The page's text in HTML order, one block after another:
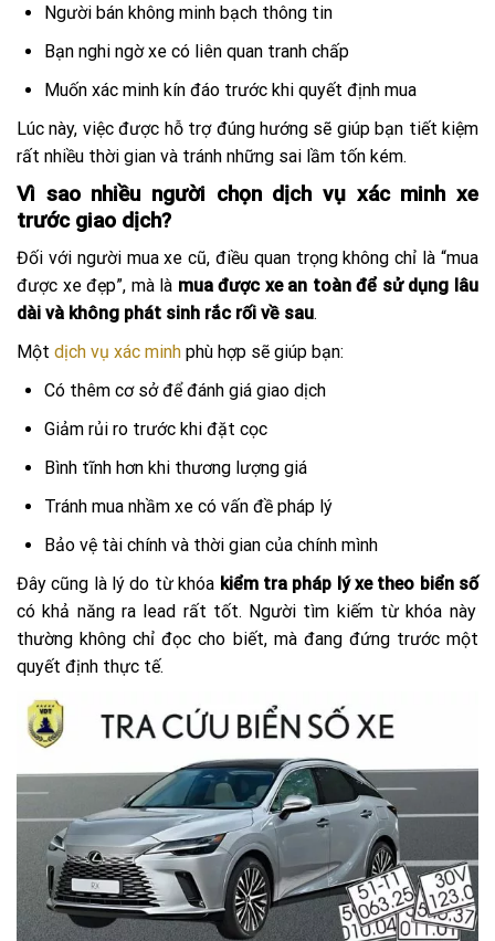
Người bán không minh bạch thông tin
Bạn nghi ngờ xe có liên quan tranh chấp
Muốn xác minh kín đáo trước khi quyết định mua
Lúc này, việc được hỗ trợ đúng hướng sẽ giúp bạn tiết kiệm
rất nhiều thời gian và tránh những sai lầm tốn kém.
Vì sao nhiều người chọn dịch vụ xác minh xe
trước giao dịch?
Đối với người mua xe cũ, điều quan trọng không chỉ là “mua
được xe đẹp”, mà là mua được xe an toàn để sử dụng lâu
dài và không phát sinh rắc rối về sau.
Một dịch vụ xác minh phù hợp sẽ giúp bạn:
Có thêm cơ sở để đánh giá giao dịch
Giảm rủi ro trước khi đặt cọc
Bình tĩnh hơn khi thương lượng giá
Tránh mua nhầm xe có vấn đề pháp lý
Bảo vệ tài chính và thời gian của chính mình
Đây cũng là lý do từ khóa kiểm tra pháp lý xe theo biển số
có khả năng ra lead rất tốt. Người tìm kiếm từ khóa này
thường không chỉ đọc cho biết, mà đang đứng trước một
quyết định thực tế.